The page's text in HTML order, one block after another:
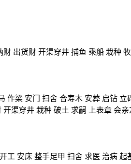
出货财 开渠穿井 捕鱼 乘船 栽种
作梁 安门 扫舍 合寿木 安葬 启钻 立
渠穿井 栽种 破土 求嗣 上表章 会
工 安床 整手足甲 扫舍 求医 治病 起